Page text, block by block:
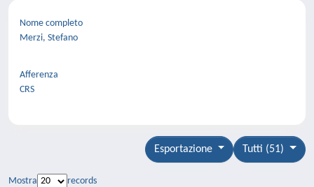
Nome completo
Merzi, Stefano
Afferenza
CRS
Tutti (51)
Esportazione
Mostra
records